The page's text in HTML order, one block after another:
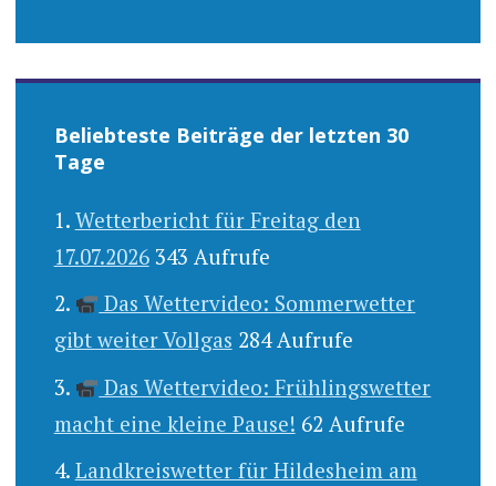
Beliebteste Beiträge der letzten 30
Tage
Wetterbericht für Freitag den
17.07.2026 343 Aufrufe
Das Wettervideo: Sommerwetter
gibt weiter Vollgas 284 Aufrufe
Das Wettervideo: Frühlingswetter
macht eine kleine Pause! 62 Aufrufe
Landkreiswetter für Hildesheim am